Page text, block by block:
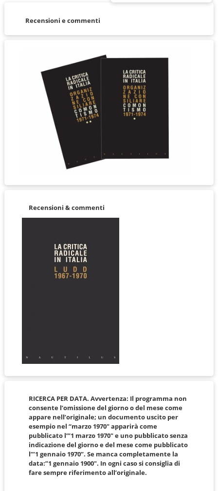
Recensioni e commenti
Recensioni & commenti
RICERCA PER DATA. Avvertenza: Il programma non
consente l’omissione del giorno o del mese come
appare nell’originale; un documento uscito per
esempio nel “marzo 1970″ apparirà come
pubblicato l’”1 marzo 1970″ e uno pubblicato senza
indicazione del giorno e del mese come pubblicato
l’”1 gennaio 1970”. Se manca completamente la
data:”1 gennaio 1900″. In ogni caso si consiglia di
fare sempre riferimento all’originale.